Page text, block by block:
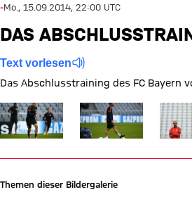
-Mo., 15.09.2014, 22:00 UTC
DAS
Text vorlesen
Das Abschlusstraining des FC Bayern
Zeige in voller GrößeZeige in voller Größe
Zeige
Themen dieser Bildergalerie